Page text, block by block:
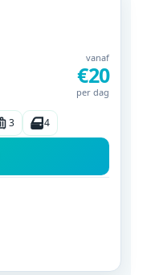
vanaf
€20
per dag
3 4